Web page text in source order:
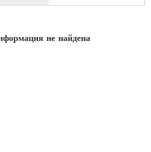
не найдена